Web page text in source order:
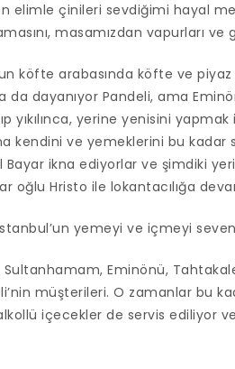
elimle çinileri sevdiğimi hayal
masamızdan vapurları
köfte arabasında köfte ve
da dayanıyor Pandeli, ama
yıkılınca, yerine yenisini
kendini ve yemeklerini bu kadar
ikna ediyorlar ve şimdiki
oğlu Hristo ile lokantacılığa
yemeyi ve içmeyi
Sultanhamam, Eminönü,
müşterileri. O zamanlar bu
içecekler de servis ediliyor